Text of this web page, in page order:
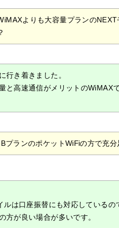
よりも大容量プランの
行き着きました。
と高速通信がメリットのWiMAX
プランのポケットWiFiの方で充分
ルは口座振替にも対応している
方が良い場合が多いです。